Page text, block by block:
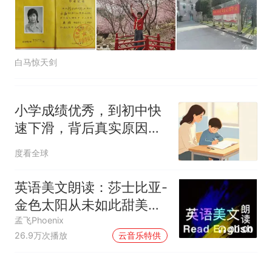
白马惊天剑
小学成绩优秀，到初中快
速下滑，背后真实原因是
什么？
度看全球
英语美文朗读：莎士比亚-
金色太阳从未如此甜美吻
过
孟飞Phoenix
26.9万次播放
云音乐特供
00:00